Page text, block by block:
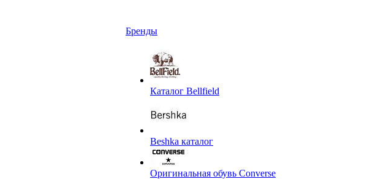
Бренды
Каталог Bellfield
Beshka каталог
Оригинальная обувь Converse